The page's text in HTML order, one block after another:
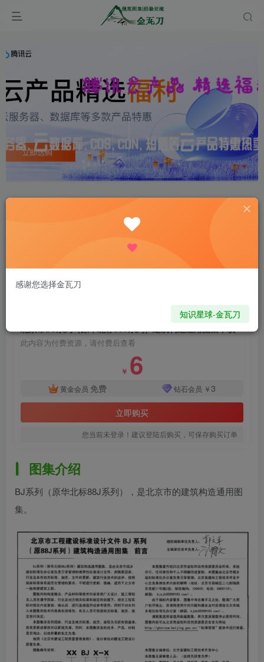
首页 规范图集 标准图集 正文
北京市BJ系列（原华北标88J系列）建筑构造通用
onehiker.com 关注 私信
北京市BJ系列（原华北标88J系列）建筑构造通用图集下载
此内容为付费资源，请付费后查看
￥ 6
黄金会员 免费 钻石会员 ￥3
立即购买
您当前未登录！建议登陆后购买，可保存购买订单
图集介绍
BJ系列（原华北标88J系列），是北京市的建筑构造通用图
集。
感谢您选择金瓦刀
知识星球-金瓦刀